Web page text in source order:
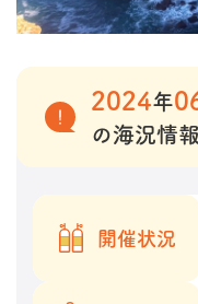
2024年
の海況情報
開催状況